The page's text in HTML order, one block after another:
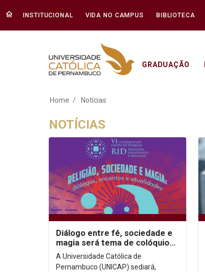
INSTITUCIONAL VIDA NO CAMPUS BIBLIOTECA
GRADUAÇÃO
Notícias - Unicap
Home Notícias
NOTÍCIAS
Diálogo entre fé, sociedade e
magia será tema de colóquio
na Unicap
A Universidade Católica de
Pernambuco (UNICAP) sediará,